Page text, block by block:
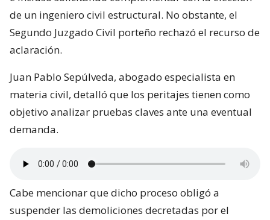
de un ingeniero civil estructural. No obstante, el
Segundo Juzgado Civil porteño rechazó el recurso de
aclaración.
Juan Pablo Sepúlveda, abogado especialista en
materia civil, detalló que los peritajes tienen como
objetivo analizar pruebas claves ante una eventual
demanda.
Cabe mencionar que dicho proceso obligó a
suspender las demoliciones decretadas por el